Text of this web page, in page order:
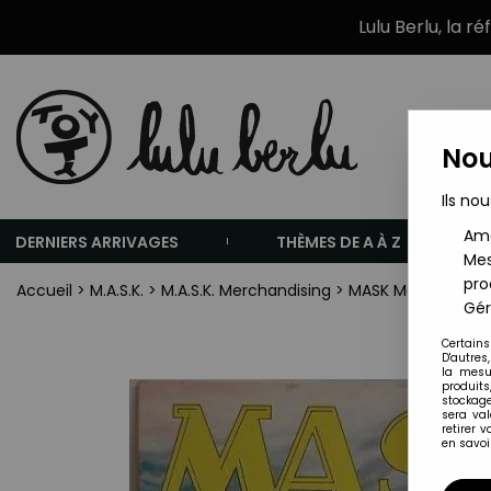
Lulu Berlu, la
DERNIERS ARRIVAGES THÈMES DE A À Z
Accueil > M.A.S.K. > M.A.S.K. Merchandising > MASK Mensuel
Ils
la
sera
retirer
en